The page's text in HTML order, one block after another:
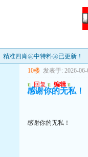
精准四肖㊣中特料㊣已更新！
10楼 发表于: 2026-06-
u 回复 u 编辑 u
感谢你的无私！
感谢你的无私！